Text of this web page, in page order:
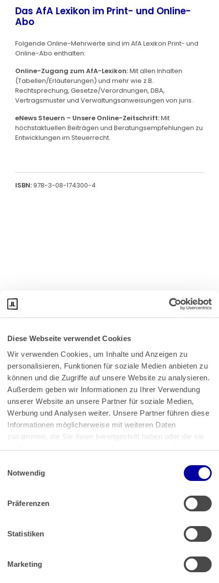
Diese Webseite verwendet Cookies
Wir verwenden Cookies, um Inhalte und Anzeigen zu
personalisieren, Funktionen für soziale Medien anbieten zu
können und die Zugriffe auf unsere Website zu analysieren.
Außerdem geben wir Informationen zu Ihrer Verwendung
unserer Website an unsere Partner für soziale Medien,
Werbung und Analysen weiter. Unsere Partner führen diese
Informationen möglicherweise mit weiteren Daten
zusammen, die Sie ihnen bereitgestellt haben oder die sie
im Rahmen Ihrer Nutzung der Dienste gesammelt haben.
Impressum
Notwendig
Präferenzen
Statistiken
Marketing
Das AfA Lexikon im Print- und Online-
Abo
Folgende Online-Mehrwerte sind im AfA Lexikon Print- und
Online-Abo enthalten:
Online-Zugang zum AfA-Lexikon:Mit allen Inhalten
(Tabellen/Erläuterungen) und mehr wie z.B.
Rechtsprechung, Gesetze/Verordnungen, DBA,
Vertragsmuster und Verwaltungsanweisungen von juris.
eNews Steuern – Unsere Online-Zeitschrift:Mit
höchstaktuellen Beiträgen und Beratungsempfehlungen zu
Entwicklungen im Steuerrecht.
ISBN:978-3-08-174300-4
Bundeskanzlerplatz 2
53113 Bonn
Pressemitteilungen|AGB
Impressum|Datenschutz
Muster Widerrufsformular (PDF)
Barrierefreiheit